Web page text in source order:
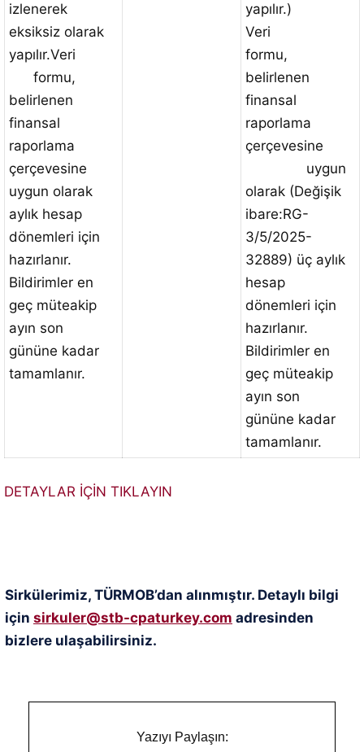
izlenerek
eksiksiz olarak
yapılır.Veri
formu,
belirlenen
finansal
raporlama
çerçevesine
uygun olarak
aylık hesap
dönemleri için
hazırlanır.
Bildirimler en
geç müteakip
ayın son
gününe kadar
tamamlanır.
yapılır.)
Veri
formu,
belirlenen
finansal
raporlama
çerçevesine
uygun
olarak (Değişik
ibare:RG-
3/5/2025-
32889) üç aylık
hesap
dönemleri için
hazırlanır.
Bildirimler en
geç müteakip
ayın son
gününe kadar
tamamlanır.
DETAYLAR İÇİN TIKLAYIN
Sirkülerimiz, TÜRMOB’dan alınmıştır. Detaylı bilgi
için sirkuler@stb-cpaturkey.com adresinden
bizlere ulaşabilirsiniz.
Yazıyı Paylaşın: